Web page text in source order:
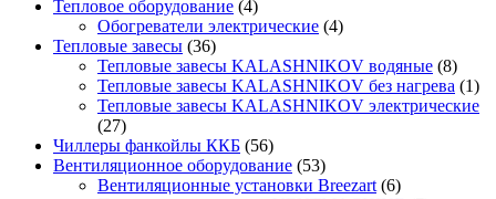
Тепловое оборудование (4)
Обогреватели электрические (4)
Тепловые завесы (36)
Тепловые завесы KALASHNIKOV водяные (8)
Тепловые завесы KALASHNIKOV без нагрева (1)
Тепловые завесы KALASHNIKOV электрические
(27)
Чиллеры фанкойлы ККБ (56)
Вентиляционное оборудование (53)
Вентиляционные установки Breezart (6)